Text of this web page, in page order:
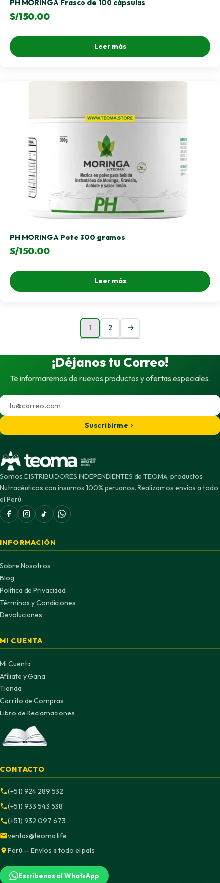
PH MORINGA Frasco de 100 cápsulas
S/150.00
Leer más
PH MORINGA Pote 300 gramos
S/150.00
Leer más
1 2 →
¡Déjanos tu Correo!
Te informaremos de nuevos productos y ofertas especiales.
Suscribirme
Somos DISTRIBUIDORES INDEPENDIENTES de TEOMA, productos
Nutracéuticos con insumos 100% peruanos. Realizamos envíos a todo
el Perú.
INFORMACIÓN
Sobre Nosotros
Blog
Política de Privacidad
Términos y Condiciones
Devoluciones
MI CUENTA
Mi Cuenta
Afíliate y Gana
Tienda
Carrito de Compras
Libro de Reclamaciones
CONTACTO
(+51) 924 289 532
(+51) 933 543 538
(+51) 932 097 673
ventas@teoma.life
Perú — Envíos a todo el país
Escríbenos al WhatsApp